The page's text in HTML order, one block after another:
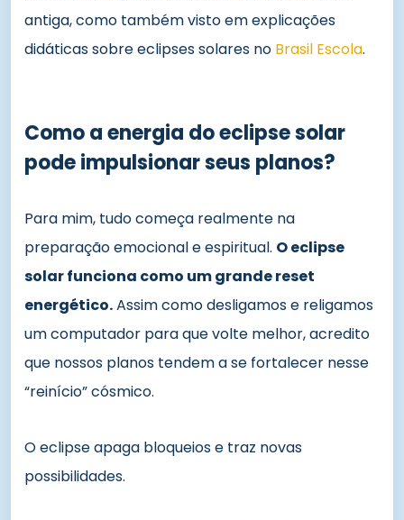
antiga, como também visto em explicações
didáticas sobre eclipses solares no Brasil Escola.
Como a energia do eclipse solar
pode impulsionar seus planos?
Para mim, tudo começa realmente na
preparação emocional e espiritual. O eclipse
solar funciona como um grande reset
energético.Assim como desligamos e religamos
um computador para que volte melhor, acredito
que nossos planos tendem a se fortalecer nesse
“reinício” cósmico.
O eclipse apaga bloqueios e traz novas
possibilidades.